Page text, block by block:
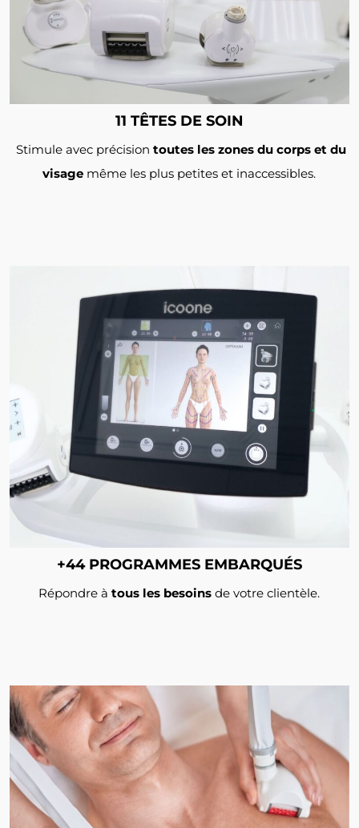
11 TÊTES DE SOIN
Stimule avec précision toutes les zones du corps et du
visage même les plus petites et inaccessibles.
+44 PROGRAMMES EMBARQUÉS
Répondre àtous les besoins de votre clientèle.